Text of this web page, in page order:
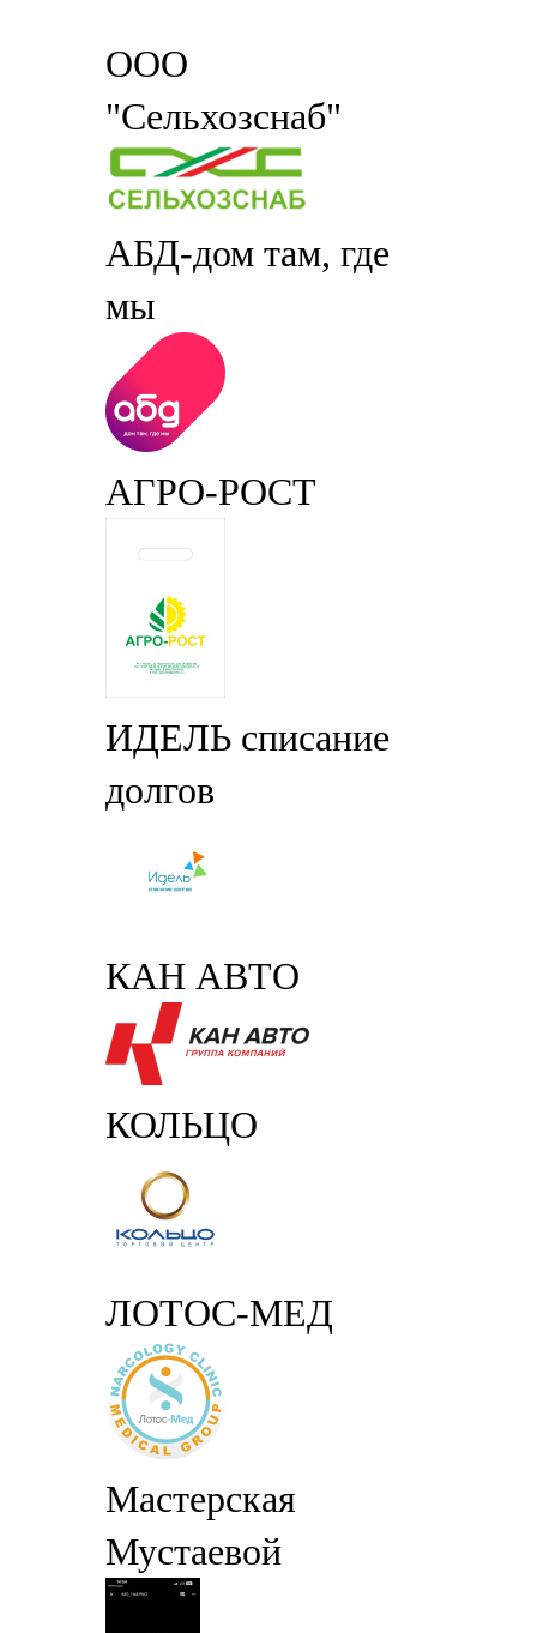
ООО
"Сельхозснаб"
АБД-дом там, где
мы
АГРО-РОСТ
ИДЕЛЬ списание
долгов
КАН АВТО
КОЛЬЦО
ЛОТОС-МЕД
Мастерская
Мустаевой